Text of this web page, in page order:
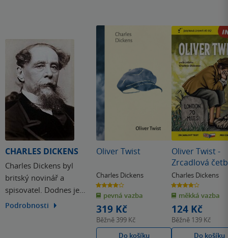
CHARLES DICKENS
Charles Dickens byl
britský novinář a
spisovatel. Dodnes je
nejoblíbenějším
Podrobnosti
Oliver Twist
Charles Dickens
3.9
z
5
hvězdiček
pevná vazba
319 Kč
Běžně 399 Kč
Do košíku
Oliver Twist -
Zrcadlová
(A1-A2)
Charles Dickens
3.9
z
5
hvězdiček
měkká vazba
124 Kč
Běžně 139 Kč
Do košíku